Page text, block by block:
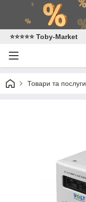
⭐️⭐️⭐️⭐️⭐️ Toby-Market
Товари та послуги